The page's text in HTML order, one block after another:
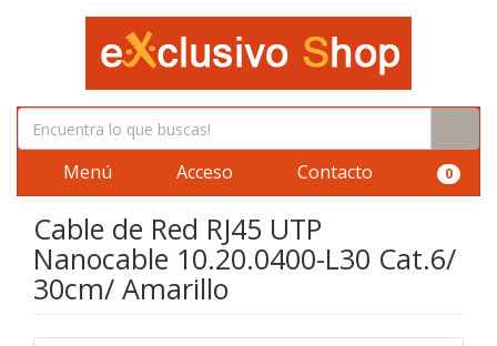
Menú Acceso Contacto 0
Cable de Red RJ45 UTP
Nanocable 10.20.0400-L30 Cat.6/
30cm/ Amarillo